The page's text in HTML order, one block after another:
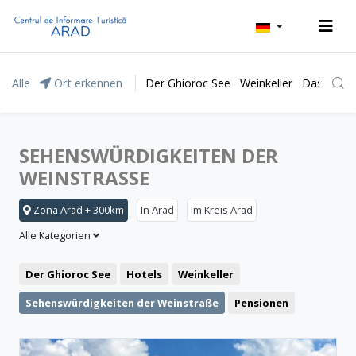
Alle Ort erkennen Der Ghioroc See Weinkeller Das
SEHENSWÜRDIGKEITEN DER
WEINSTRASSE
Zona Arad + 300km In Arad
Im Kreis Arad
Alle Kategorien
Der Ghioroc See Hotels
Weinkeller
Sehenswürdigkeiten der Weinstraße
Pensionen